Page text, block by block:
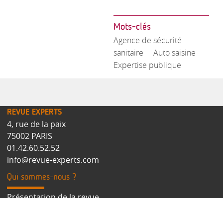
Mots-clés
Agence de sécurité
sanitaire
Auto saisine
Expertise publique
REVUE EXPERTS
4, rue de la paix
75002 PARIS
01.42.60.52.52
info@revue-experts.com
Qui sommes-nous ?